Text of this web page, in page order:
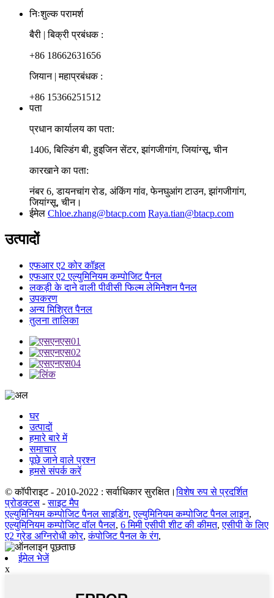
निःशुल्क परामर्श
बैरी | बिक्री प्रबंधक :
+86 18662631656
जियान | महाप्रबंधक :
+86 15366251512
पता
प्रधान कार्यालय का पता:
1406, बिल्डिंग बी, हुइजिन सेंटर, झांगजीगांग, जियांग्सू, चीन
कारखाने का पता:
नंबर 6, डायनचांग रोड, अंकिंग गांव, फेनघुआंग टाउन, झांगजीगांग,
जियांग्सू, चीन।
ईमेल Chloe.zhang@btacp.com Raya.tian@btacp.com
उत्पादों
एफआर ए2 कोर कॉइल
एफआर ए2 एल्युमिनियम कम्पोजिट पैनल
लकड़ी के दाने वाली पीवीसी फिल्म लेमिनेशन पैनल
उपकरण
अन्य मिश्रित पैनल
तुलना तालिका
घर
उत्पादों
हमारे बारे में
समाचार
पूछे जाने वाले प्रश्न
हमसे संपर्क करें
© कॉपीराइट - 2010-2022 : सर्वाधिकार सुरक्षित।विशेष रुप से प्रदर्शित
प्रोडक्टस -साइट मैप
एल्युमिनियम कम्पोजिट पैनल साइडिंग,एल्युमिनियम कम्पोजिट पैनल लाइन,
एल्युमिनियम कम्पोजिट वॉल पैनल, 6 मिमी एसीपी शीट की कीमत,एसीपी के लिए
ए2 ग्रेड अग्निरोधी कोर,कंपोजिट पैनल के रंग,
ईमेल भेजें
x